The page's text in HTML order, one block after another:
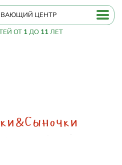
ЦЕНТР
ОТ 1ДО 11ЛЕТ